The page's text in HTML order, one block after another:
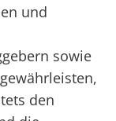
und
sowie
den